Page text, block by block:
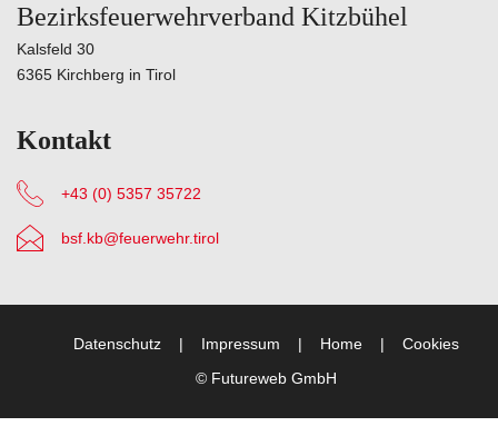
Bezirksfeuerwehrverband Kitzbühel
Kalsfeld 30
6365 Kirchberg in Tirol
Kontakt
+43 (0) 5357 35722
bsf.kb@feuerwehr.tirol
© Futureweb GmbH
Datenschutz Impressum Home Cookies